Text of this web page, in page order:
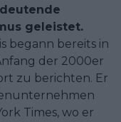
geleistet.
begann bereits in
der 2000er
zu berichten. Er
Times, wo er